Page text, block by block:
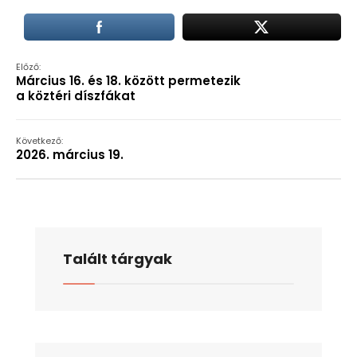
Előző:
Március 16. és 18. között permetezik
a köztéri díszfákat
Következő:
2026. március 19.
Talált tárgyak